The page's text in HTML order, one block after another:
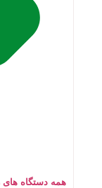
همه دستگاه های